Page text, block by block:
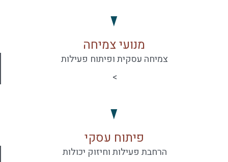
מנועי צמיחה
צמיחה עסקית ופיתוח פעילות
פיתוח עסקי
הרחבת פעילות וחיזוק יכולות